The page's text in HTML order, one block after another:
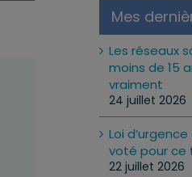
Mes
Les réseaux
moins de 15
vraiment
24 juillet 2026
Loi
voté pour ce
22 juillet 2026